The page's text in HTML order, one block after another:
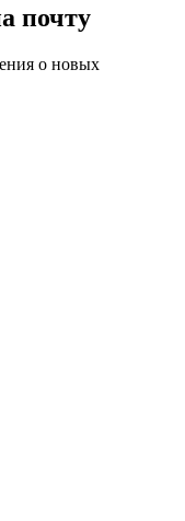
почту
о новых